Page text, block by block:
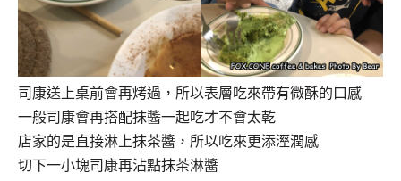
司康送上桌前會再烤過，所以表層吃來帶有微酥的口感
一般司康會再搭配抹醬一起吃才不會太乾
店家的是直接淋上抹茶醬，所以吃來更添溼潤感
切下一小塊司康再沾點抹茶淋醬